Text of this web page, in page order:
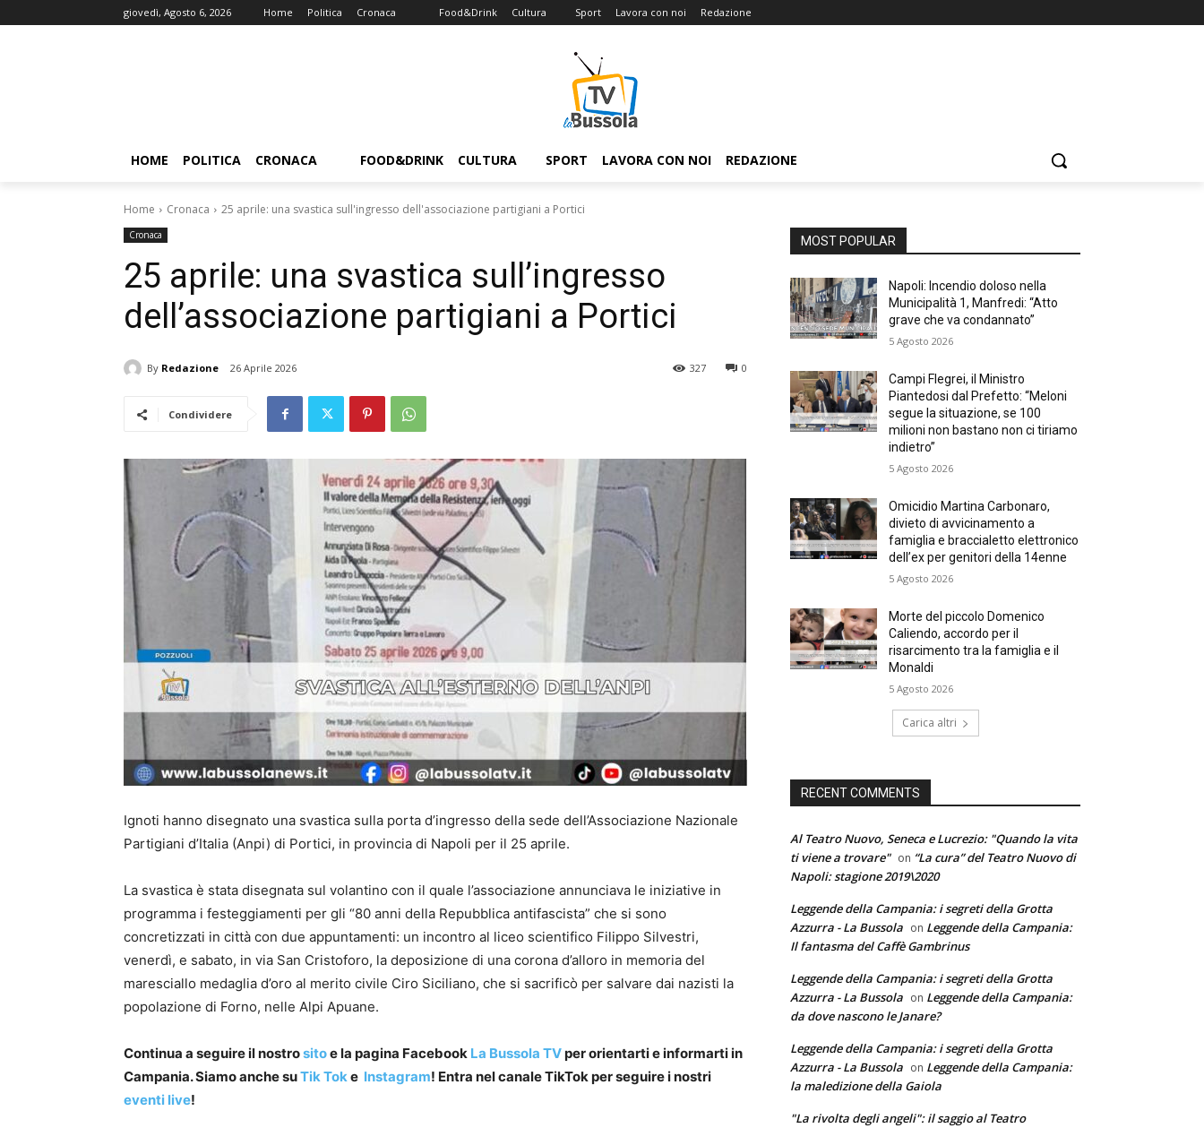
giovedì, Agosto 6, 2026 Home Politica Cronaca Food&Drink Cultura Sport Lavora con noi Redazione
HOME POLITICA CRONACA FOOD&DRINK CULTURA SPORT LAVORA CON NOI REDAZIONE
Home Cronaca 25 aprile: una svastica sull'ingresso dell'associazione partigiani a Portici
Cronaca
25 aprile: una svastica sull’ingresso
dell’associazione partigiani a Portici
By Redazione 26 Aprile 2026 0
327
Condividere
Ignoti hanno disegnato una svastica sulla porta d’ingresso della sede dell’Associazione Nazionale
Partigiani d’Italia (Anpi) di Portici, in provincia di Napoli per il 25 aprile.
La svastica è stata disegnata sul volantino con il quale l’associazione annunciava le iniziative in
programma i festeggiamenti per gli “80 anni della Repubblica antifascista” che si sono
concretizzati in città con due appuntamenti: un incontro al liceo scientifico Filippo Silvestri,
venerdì, e sabato, in via San Cristoforo, la deposizione di una corona d’alloro in memoria del
maresciallo medaglia d’oro al merito civile Ciro Siciliano, che si sacrificò per salvare dai nazisti la
popolazione di Forno, nelle Alpi Apuane.
Continua a seguire il nostrositoe la pagina Facebook La Bussola TVper orientarti e informarti in
Campania. Siamo anche suTik Toke Instagram! Entra nel canale TikTok per seguire i nostri
eventi live!
MOST POPULAR
Napoli: Incendio doloso nella
Municipalità 1, Manfredi: “Atto
grave che va condannato”
5 Agosto 2026
Campi Flegrei, il Ministro
Piantedosi dal Prefetto: “Meloni
segue la situazione, se 100
milioni non bastano non ci tiriamo
indietro”
5 Agosto 2026
Omicidio Martina Carbonaro,
divieto di avvicinamento a
famiglia e braccialetto elettronico
dell’ex per genitori della 14enne
5 Agosto 2026
Morte del piccolo Domenico
Caliendo, accordo per il
risarcimento tra la famiglia e il
Monaldi
5 Agosto 2026
Carica altri
RECENT COMMENTS
Al Teatro Nuovo, Seneca e Lucrezio: "Quando la vita
ti viene a trovare" on “La cura” del Teatro Nuovo di
Napoli: stagione 2019\2020
Leggende della Campania: i segreti della Grotta
Azzurra - La Bussola on Leggende della Campania:
Il fantasma del Caffè Gambrinus
Leggende della Campania: i segreti della Grotta
Azzurra - La Bussola on Leggende della Campania:
da dove nascono le Janare?
Leggende della Campania: i segreti della Grotta
Azzurra - La Bussola on Leggende della Campania:
la maledizione della Gaiola
"La rivolta degli angeli": il saggio al Teatro